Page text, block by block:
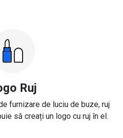
Ruj
furnizare de luciu de buze, ruj
să creați un logo cu ruj în el.